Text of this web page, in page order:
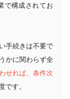
で構成されてお
手続きは不要で
かに関わらず全
せれば、条件次
です。